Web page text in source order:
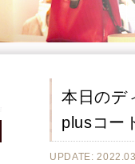
本日のデ
plusコー
UPDATE: